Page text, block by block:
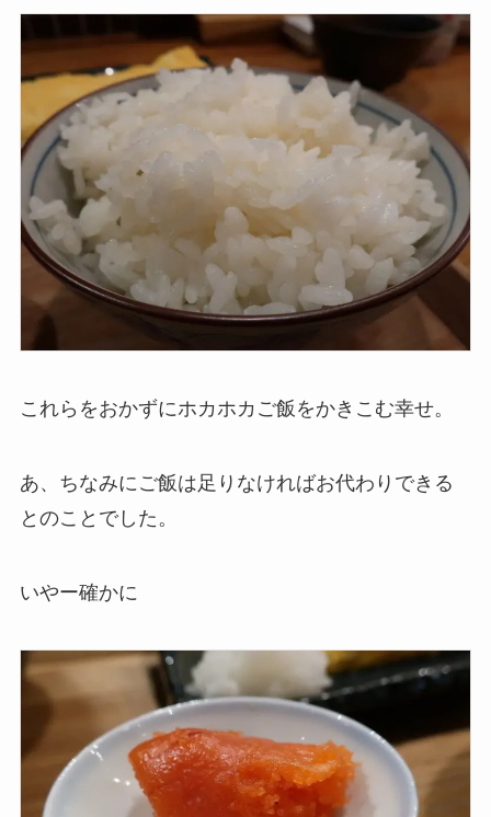
これらをおかずにホカホカご飯をかきこむ幸せ。
あ、ちなみにご飯は足りなければお代わりできる
とのことでした。
いやー確かに